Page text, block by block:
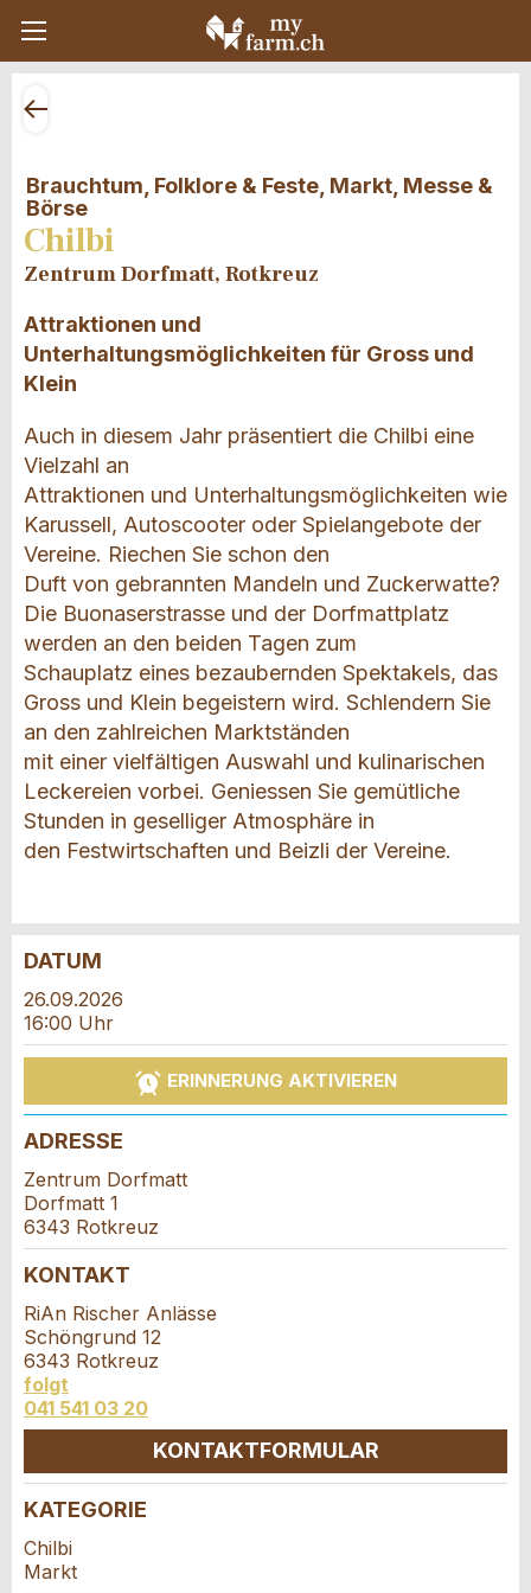
Brauchtum, Folklore & Feste, Markt, Messe &
Börse
Chilbi
Zentrum Dorfmatt, Rotkreuz
Attraktionen und
Unterhaltungsmöglichkeiten für Gross und
Klein
Auch in diesem Jahr präsentiert die Chilbi eine
Vielzahl an
Attraktionen und Unterhaltungsmöglichkeiten wie
Karussell, Autoscooter oder Spielangebote der
Vereine. Riechen Sie schon den
Duft von gebrannten Mandeln und Zuckerwatte?
Die Buonaserstrasse und der Dorfmattplatz
werden an den beiden Tagen zum
Schauplatz eines bezaubernden Spektakels, das
Gross und Klein begeistern wird. Schlendern Sie
an den zahlreichen Marktständen
mit einer vielfältigen Auswahl und kulinarischen
Leckereien vorbei. Geniessen Sie gemütliche
Stunden in geselliger Atmosphäre in
den Festwirtschaften und Beizli der Vereine.
Anzeige beanstanden
Ihr Feedback wird sehr geschätzt!
Allgemeines Feedback
Anzeige nicht mehr gültig
Anzeige unvollständig
Nachricht
Anzeige weiterempfehlen
Empfehlen Sie diese Anzeige an Freunde weiter.
* Eingabe erforderlich
ANZEIGE WEITEREMPFEHLEN
Schliessen
Reservation
Veranstaltungsdatum *:
Anzahl der Teilnehmer *:
Vorname / Nachname *:
Firma / Organisation:
Adresszusatz:
Strasse und Nr. *:
PLZ / Ort *:
DATUM
26.09.2026
16:00 Uhr
ERINNERUNG AKTIVIEREN
ADRESSE
Zentrum Dorfmatt
Dorfmatt 1
6343 Rotkreuz
KONTAKT
RiAn Rischer Anlässe
Schöngrund 12
6343 Rotkreuz
folgt
041 541 03 20
KONTAKTFORMULAR
Kontakt
KATEGORIE
Chilbi
Markt